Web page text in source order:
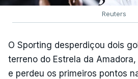
Reuters
O Sporting desperdiçou dois
terreno do Estrela da
e perdeu os primeiros pontos